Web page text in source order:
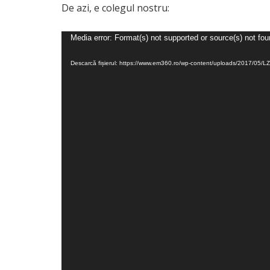
De azi, e colegul nostru:
Player
Media error: Format(s) not supported or source(s) not
Descarcă fișierul: https://www.em360.ro/wp-content/uploads/2017/05/